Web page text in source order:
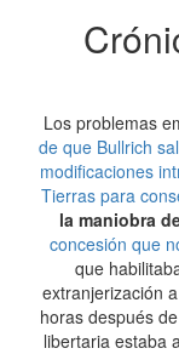
Los problemas
de que Bullrich
modificaciones
Tierras para
la maniobra
concesión que
que
extranjerización
horas después
libertaria estaba